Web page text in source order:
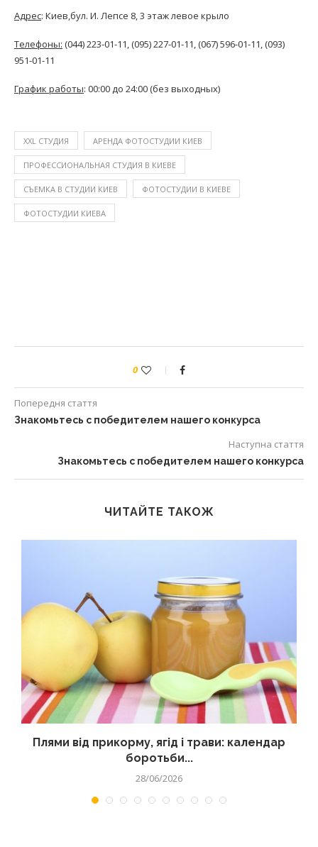
Адрес: Киев,бул. И. Лепсе 8, 3 этаж левое крыло
Телефоны: (044) 223-01-11, (095) 227-01-11, (067) 596-01-11, (093)
951-01-11
График работы: 00:00 до 24:00 (без выходных)
XXL СТУДИЯ АРЕНДА ФОТОСТУДИИ КИЕВ
ПРОФЕССИОНАЛЬНАЯ СТУДИЯ В КИЕВЕ
СЪЕМКА В СТУДИИ КИЕВ ФОТОСТУДИИ В КИЕВЕ
ФОТОСТУДИИ КИЕВА
0
Попередня стаття
Знакомьтесь с победителем нашего конкурса
Наступна стаття
Знакомьтесь с победителем нашего конкурса
ЧИТАЙТЕ ТАКОЖ
Плями від прикорму, ягід і трави: календар
боротьби...
28/06/2026